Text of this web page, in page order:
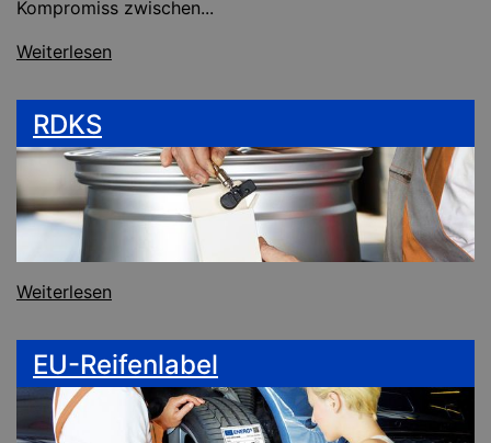
Kompromiss zwischen...
Weiterlesen
RDKS
Weiterlesen
EU-Reifenlabel